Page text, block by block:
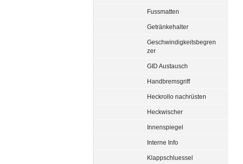
Fussmatten
Getränkehalter
Geschwindigkeitsbegren
zer
GID Austausch
Handbremsgriff
Heckrollo nachrüsten
Heckwischer
Innenspiegel
Interne Info
Klappschluessel